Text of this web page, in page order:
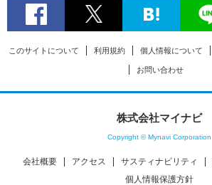
このサイトについて 利用規約 個人情報について
お問い合わせ
株式会社マイナビ
Copyright © Mynavi Corporation
会社概要 アクセス サスティナビリティ
個人情報保護方針